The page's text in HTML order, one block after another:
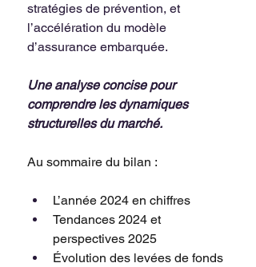
stratégies de prévention, et
l’accélération du modèle
d’assurance embarquée.
Une analyse concise pour
comprendre les dynamiques
structurelles du marché.
Au sommaire du bilan :
L’année 2024 en chiffres
Tendances 2024 et
perspectives 2025
Évolution des levées de fonds